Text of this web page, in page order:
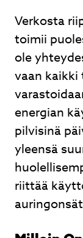
Verkosta
toimii
ole
vaan
energian
pilvisinä
yleensä
riittää